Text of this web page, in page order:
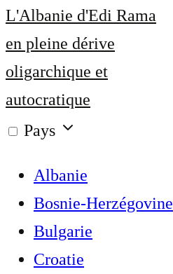
L'Albanie d'Edi Rama
en pleine dérive
oligarchique et
autocratique
Pays
Albanie
Bosnie-Herzégovine
Bulgarie
Croatie